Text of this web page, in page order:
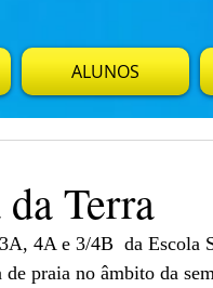
ALUNOS
Terra
4A e 3/4B  da Escola
praia no âmbito da